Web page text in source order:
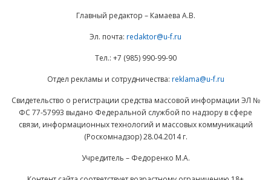
Главный редактор – Камаева А.В.
Эл. почта: redaktor@u-f.ru
Тел.: +7 (985) 990-99-90
Отдел рекламы и сотрудничества: reklama@u-f.ru
Свидетельство о регистрации средства массовой информации ЭЛ №
ФС 77-57993 выдано Федеральной службой по надзору в сфере
связи, информационных технологий и массовых коммуникаций
(Роскомнадзор) 28.04.2014 г.
Учредитель – Федоренко М.А.